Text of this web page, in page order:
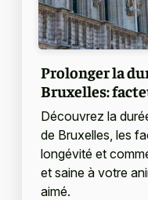
Prolonger la
Bruxelles:
Découvrez la
de Bruxelles, les
longévité et
et saine à votre
aimé.